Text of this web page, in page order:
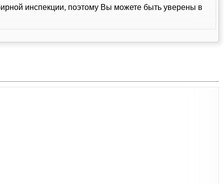
инспекции, поэтому Вы можете быть уверены в